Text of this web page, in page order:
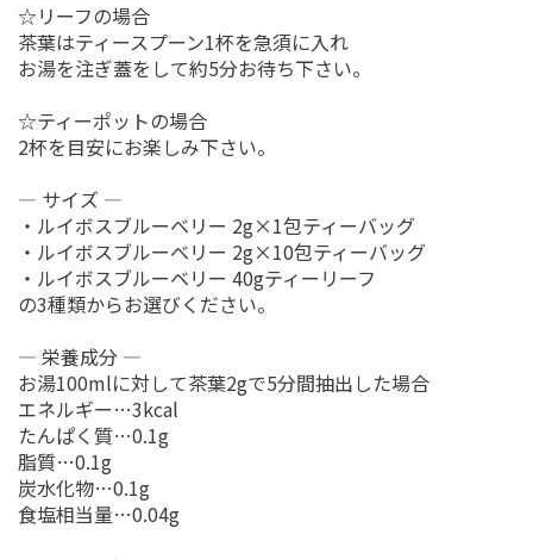
お買い物を続ける
☆リーフの場合
茶葉はティースプーン1杯を急須に入れ
お湯を注ぎ蓋をして約5分お待ち下さい。
☆ティーポットの場合
2杯を目安にお楽しみ下さい。
― サイズ ―
・ルイボスブルーベリー 2g×1包ティーバッグ
・ルイボスブルーベリー 2g×10包ティーバッグ
・ルイボスブルーベリー 40gティーリーフ
の3種類からお選びください。
― 栄養成分 ―
お湯100mlに対して茶葉2gで5分間抽出した場合
エネルギー…3kcal
たんぱく質…0.1g
脂質…0.1g
炭水化物…0.1g
食塩相当量…0.04g